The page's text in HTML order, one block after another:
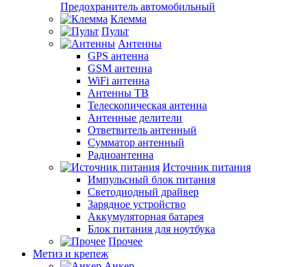
Предохранитель автомобильный
Клемма
Пульт
Антенны
GPS антенна
GSM антенна
WiFi антенна
Антенны ТВ
Телескопическая антенна
Антенные делители
Ответвитель антенный
Сумматор антенный
Радиоантенна
Источник питания
Импульсный блок питания
Светодиодный драйвер
Зарядное устройство
Аккумуляторная батарея
Блок питания для ноутбука
Прочее
Метиз и крепеж